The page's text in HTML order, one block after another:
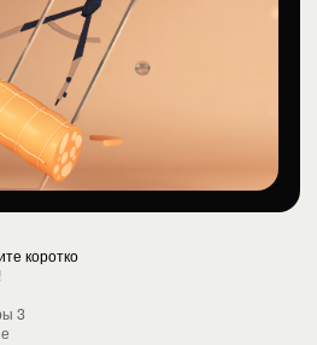
23.08.2022
коротко
3